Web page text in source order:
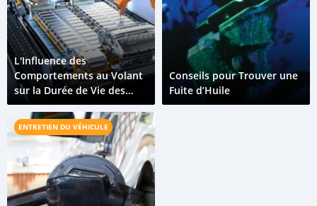
L'Influence des
Comportements au Volant
sur la Durée de Vie des
Batteries Électriques
Conseils pour Trouver une
Fuite d’Huile
ENTRETIEN DU VÉHICULE